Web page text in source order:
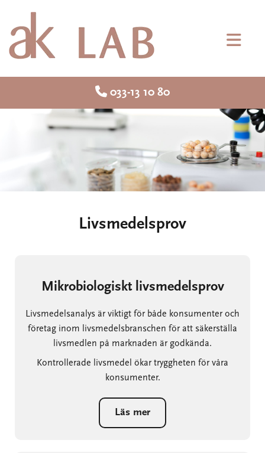
 033-13 10 80
Livsmedelsprov
Mikrobiologiskt livsmedelsprov
Livsmedelsanalys är viktigt för både konsumenter och
företag inom livsmedelsbranschen för att säkerställa
livsmedlen på marknaden är godkända.
Kontrollerade livsmedel ökar tryggheten för våra
konsumenter.
Läs mer